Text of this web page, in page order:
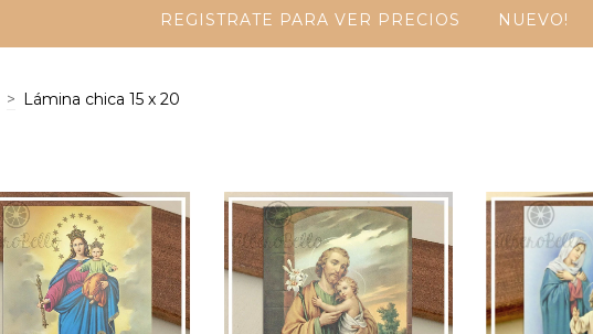
REGISTRATE PARA VER PRECIOS NUEVO!
> Lámina chica 15 x 20